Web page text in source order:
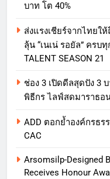
บาท โต 40%
ส่งแรงเชียร์จากไทยใ
ลุ้น “เนเน่ รอยัล” ครบ
TALENT SEASON 21
ช่อง 3 เปิดดีลสุดปัง 3
พิธีกร ไลฟ์สดมาราธอ
ADD ตอกย้ำองค์กรธ
CAC
Arsomsilp-Designed
Receives Honour